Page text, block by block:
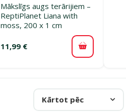
Mākslīgs augs terārijiem –
ReptiPlanet Liana with
moss, 200 x 1 cm
11,99 € Pievienot
Kārtot pēc